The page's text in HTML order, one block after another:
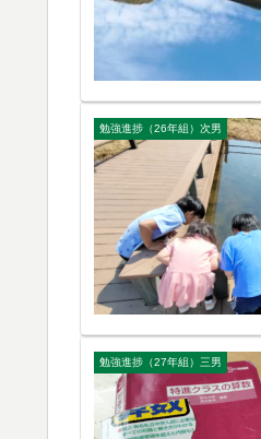
勉強進捗（26年組）次男
勉強進捗（27年組）三男